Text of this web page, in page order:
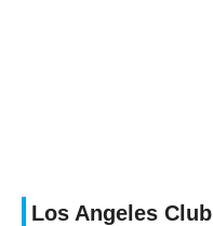
Los Angeles Club